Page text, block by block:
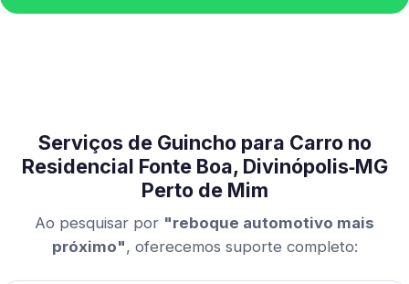
Serviços de Guincho para Carro no
Residencial Fonte Boa, Divinópolis‑MG
Perto de Mim
Ao pesquisar por "reboque automotivo mais
próximo", oferecemos suporte completo: